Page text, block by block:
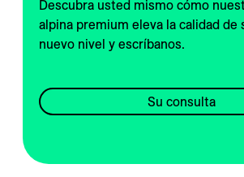
Descubra usted mismo cómo
alpina premium eleva la calidad de
nuevo nivel y escríbanos.
Su consulta